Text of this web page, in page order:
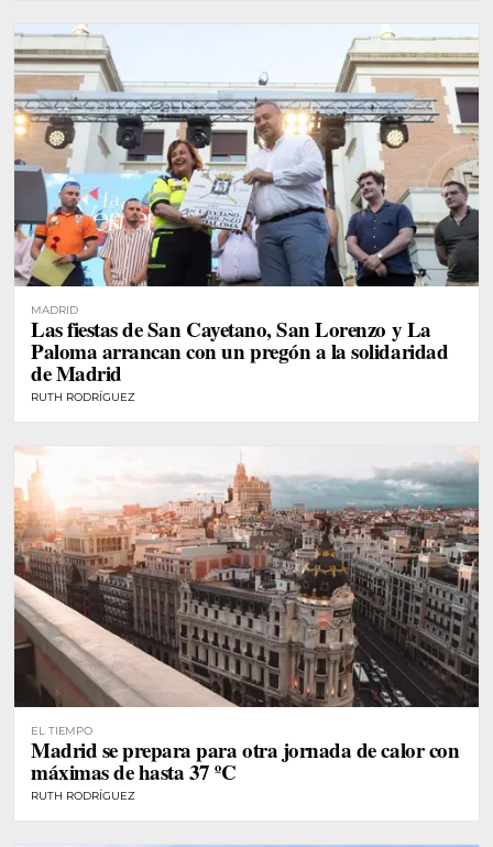
MADRID
Las fiestas de San Cayetano, San Lorenzo y La
Paloma arrancan con un pregón a la solidaridad
de Madrid
RUTH RODRÍGUEZ
EL TIEMPO
Madrid se prepara para otra jornada de calor con
máximas de hasta 37 ºC
RUTH RODRÍGUEZ